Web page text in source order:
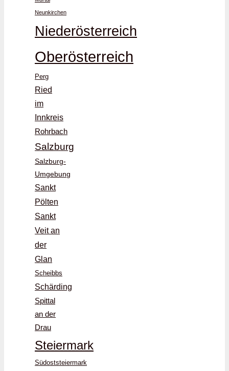
Neunkirchen
Niederösterreich
Oberösterreich
Perg
Ried
im
Innkreis
Rohrbach
Salzburg
Salzburg-
Umgebung
Sankt
Pölten
Sankt
Veit an
der
Glan
Scheibbs
Schärding
Spittal
an der
Drau
Steiermark
Südoststeiermark